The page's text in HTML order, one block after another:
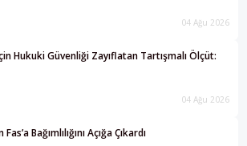
04 Ağu 2026
Hukuki Güvenliği Zayıflatan Tartışmalı Ölçüt:
04 Ağu 2026
Bağımlılığını Açığa Çıkardı